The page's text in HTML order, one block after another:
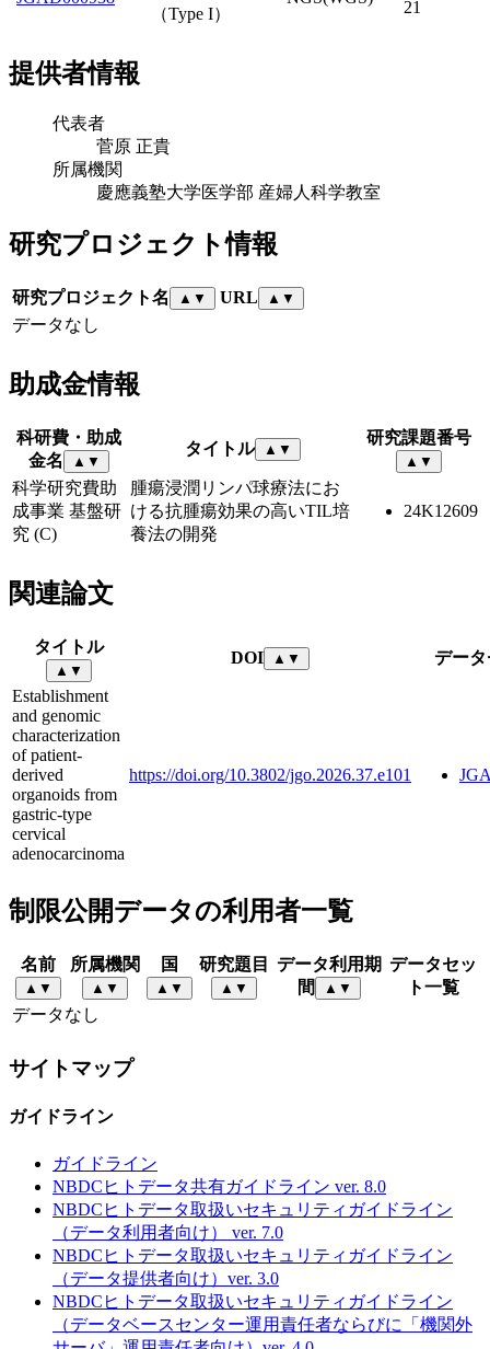
（Type I）
21
提供者情報
代表者
菅原 正貴
所属機関
慶應義塾大学医学部 産婦人科学教室
研究プロジェクト情報
研究プロジェクト名 ▲ ▼ URL ▲ ▼
データなし
助成金情報
科研費・助成
金名
▲ ▼
タイトル ▲ ▼
研究課題番号
▲ ▼
科学研究費助
成事業 基盤研
究 (C)
腫瘍浸潤リンパ球療法にお
ける抗腫瘍効果の高いTIL培
養法の開発
24K12609
関連論文
タイトル
▲ ▼
DOI ▲ ▼ デー
Establishment
and genomic
characterization
of patient-
derived
organoids from
gastric-type
cervical
adenocarcinoma
https://doi.org/10.3802/jgo.2026.37.e101
制限公開データの利用者一覧
名前
▲ ▼
所属機関
▲ ▼
国
▲ ▼
研究題目
▲ ▼
データ利用期
間
▲ ▼
データセッ
ト一覧
データなし
サイトマップ
ガイドライン
ガイドライン
NBDCヒトデータ共有ガイドライン ver. 8.0
NBDCヒトデータ取扱いセキュリティガイドライン
（データ利用者向け） ver. 7.0
NBDCヒトデータ取扱いセキュリティガイドライン
（データ提供者向け）ver. 3.0
NBDCヒトデータ取扱いセキュリティガイドライン
（データベースセンター運用責任者ならびに「機関外